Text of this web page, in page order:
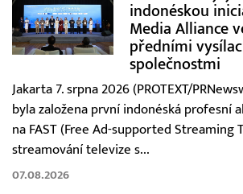
indonéskou
Media Alliance
předními
společnostmi
Jakarta 7. srpna 2026 (PROTEXT/
byla založena první indonéská profesní
na FAST (Free Ad-supported Streaming
streamování televize s...
07.08.2026